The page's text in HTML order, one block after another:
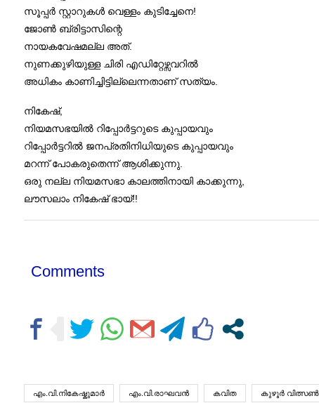
സൂപ്പർ സ്റ്റാറുകൾ വെള്ളം കുടിച്ചേനെ!
ജോൺ ബ്രിട്ടാസിന്റെ
നായകവേഷമല്ല അത്.
നുണക്കുഴിയുള്ള ചിരി എഡിറ്റേഴ്സവറിൽ
അധികം കാണിച്ചിട്ടില്ലെന്നതാണ് സത്യം.
നികേഷ്,
നിയമസഭയിൽ റിപ്പോർട്ടറുടെ കുപ്പായവും
റിപ്പോർട്ടറിൽ ജനപ്രതിനിധിയുടെ കുപ്പായവും
മറന്ന് പോകരുതെന്ന് ആശിക്കുന്നു.
ഒരു നല്ല നിയമസഭാ കാലത്തിനായി കാക്കുന്നു,
ലൗസലാം നികേഷ് ഭായ്!!
Comments
എം.വി.നികേഷ്കുമാര്‍ എം.വി.രാഘവന്‍ കവിത കുഴൂര്‍ വിത്സണ്‍